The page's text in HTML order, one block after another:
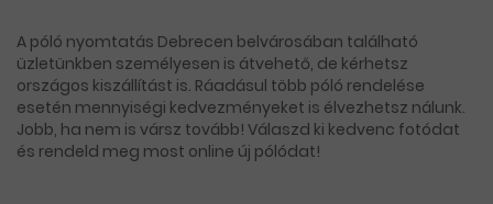
A póló nyomtatás Debrecen belvárosában található
üzletünkben személyesen is átvehető, de kérhetsz
országos kiszállítást is. Ráadásul több póló rendelése
esetén mennyiségi kedvezményeket is élvezhetsz nálunk.
Jobb, ha nem is vársz tovább! Válaszd ki kedvenc fotódat
és rendeld meg most online új pólódat!